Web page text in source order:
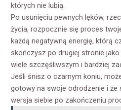
których nie lubią.
Po usunięciu pewnych lęków,
życia, rozpocznie się proces
każdą negatywną energię, którą
skończysz po drugiej stronie
wiele szczęśliwszym i bardziej
Jeśli śnisz o czarnym koniu,
gotowy na swoje odrodzenie i
wersja siebie po zakończeniu